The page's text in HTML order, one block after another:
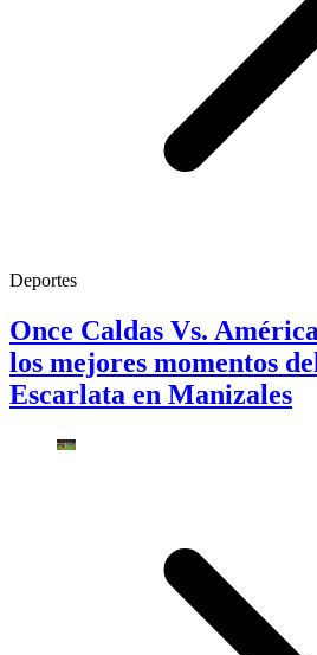
Deportes
Once Caldas Vs.
los mejores momentos
Escarlata en Manizales